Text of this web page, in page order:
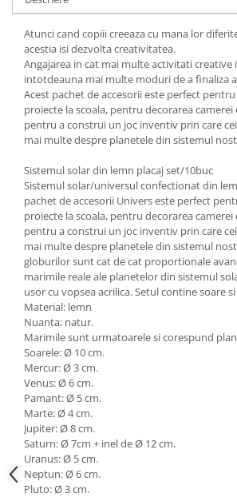
Atunci cand copiii creeaza cu mana lor
acestia isi dezvolta creativitatea.
Angajarea in cat mai multe activitati creative
intotdeauna mai multe moduri de a finaliza
Acest pachet de accesorii este perfect
proiecte la scoala, pentru decorarea
pentru a construi un joc inventiv prin care
mai multe despre planetele din sistemul
Sistemul solar din lemn placaj set/10buc
Sistemul solar/universul confectionat din
pachet de accesorii Univers este perfect
proiecte la scoala, pentru decorarea
pentru a construi un joc inventiv prin care
mai multe despre planetele din sistemul
globurilor sunt cat de cat proportionale
marimile reale ale planetelor din sistemul
usor cu vopsea acrilica. Setul contine soare
Material: lemn
Nuanta: natur.
Marimile sunt urmatoarele si corespund
Soarele: Ø 10 cm.
Mercur: Ø 3 cm.
Venus: Ø 6 cm.
Pamant: Ø 5 cm.
Marte: Ø 4 cm.
Jupiter: Ø 8 cm.
Saturn: Ø 7cm + inel de Ø 12 cm.
Uranus: Ø 5 cm.
Neptun: Ø 6 cm.
Pluto: Ø 3 cm.